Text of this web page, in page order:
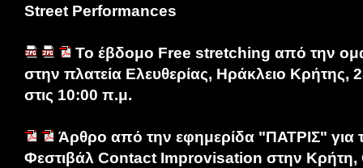
Street Performances
Το έβδομο Free stretching από την
στην πλατεία Ελευθερίας, Ηράκλειο Κρήτης,
στις 10:00 π.μ.
Άρθρο από την εφημερίδα "ΠΑΤΡΙΣ" για
Φεστιβάλ Contact Improvisation στην Κρήτη,